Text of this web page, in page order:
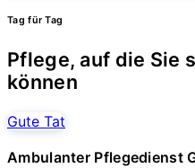
Tag für Tag
Pflege, auf die Sie
können
Gute Tat
Ambulanter Pflegedienst